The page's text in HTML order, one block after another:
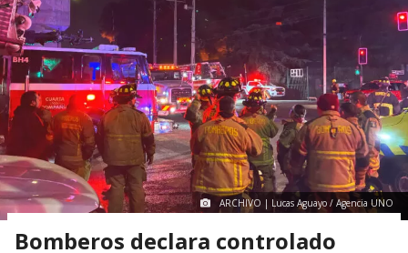
ARCHIVO | Lucas Aguayo / Agencia UNO
Bomberos declara controlado